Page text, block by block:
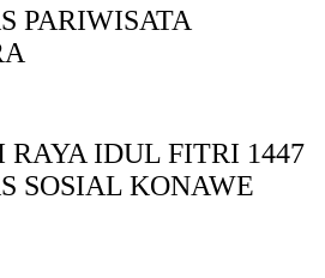
PARIWISATA
RAYA IDUL FITRI 1447
SOSIAL KONAWE